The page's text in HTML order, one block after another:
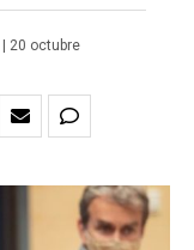
20 octubre